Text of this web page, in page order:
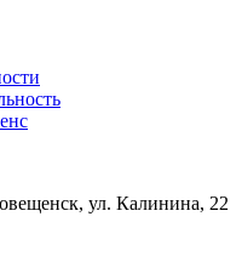
ул. Калинина, 22